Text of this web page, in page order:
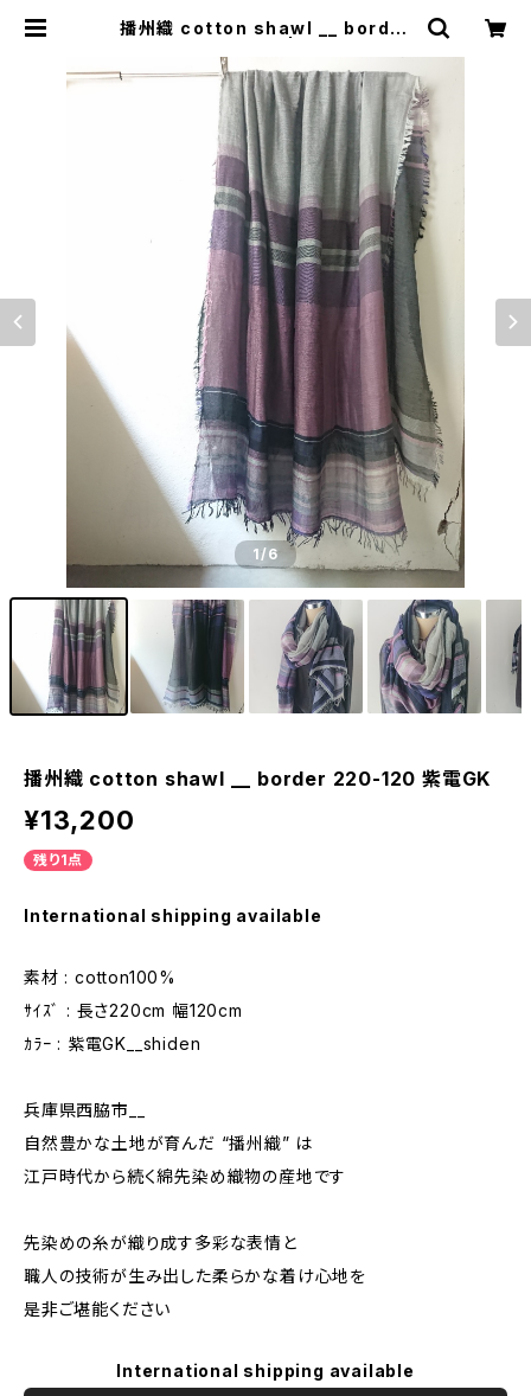
播州織 cotton shawl __ border
1/6
播州織 cotton shawl __ border 220-120 紫電GK
¥13,200
残り1点
International shipping available
素材 : cotton100%
ｻｲｽﾞ : 長さ220cm 幅120cm
ｶﾗｰ : 紫電GK__shiden
兵庫県西脇市__
自然豊かな土地が育んだ “播州織” は
江戸時代から続く綿先染め織物の産地です
先染めの糸が織り成す多彩な表情と
職人の技術が生み出した柔らかな着け心地を
是非ご堪能ください
International shipping available